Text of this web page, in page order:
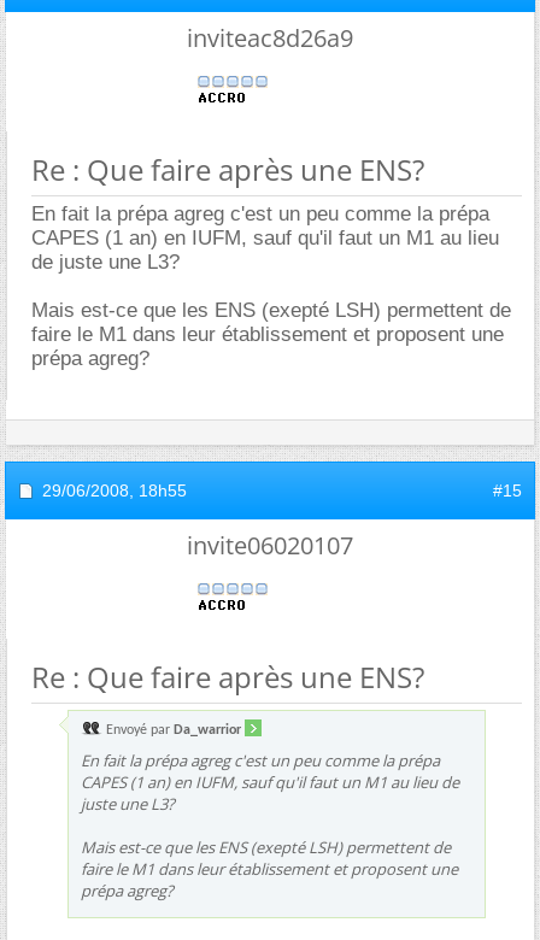
inviteac8d26a9
Re : Que faire après une ENS?
En fait la prépa agreg c'est un peu comme la prépa
CAPES (1 an) en IUFM, sauf qu'il faut un M1 au lieu
de juste une L3?
Mais est-ce que les ENS (exepté LSH) permettent de
faire le M1 dans leur établissement et proposent une
prépa agreg?
29/06/2008, 18h55 #15
invite06020107
Re : Que faire après une ENS?
Envoyé par Da_warrior
En fait la prépa agreg c'est un peu comme la prépa
CAPES (1 an) en IUFM, sauf qu'il faut un M1 au lieu de
juste une L3?
Mais est-ce que les ENS (exepté LSH) permettent de
faire le M1 dans leur établissement et proposent une
prépa agreg?